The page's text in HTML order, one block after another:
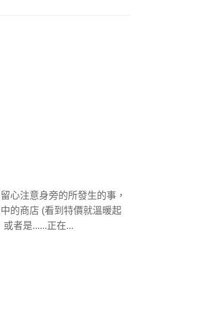
心注意身旁的所發生的事，
的商店 (看到特價就溫暖起
者是......正在...